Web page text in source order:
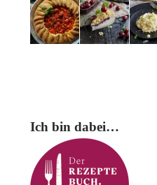
Ich bin dabei…